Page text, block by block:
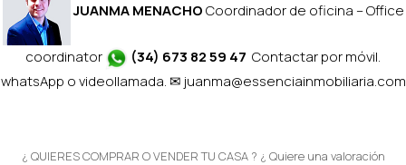
JUANMA MENACHOCoordinador de oficina – Office
coordinator (34) 673 82 59 47 Contactar por móvil.
whatsApp o videollamada. ✉ juanma@essenciainmobiliaria.com
¿ QUIERES COMPRAR O VENDER TU CASA ? ¿ Quiere una valoración